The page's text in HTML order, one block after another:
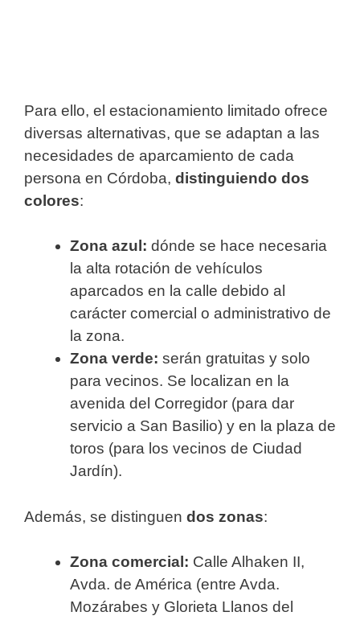
Para ello, el estacionamiento limitado ofrece
diversas alternativas, que se adaptan a las
necesidades de aparcamiento de cada
persona en Córdoba, distinguiendo dos
colores:
Zona azul: dónde se hace necesaria
la alta rotación de vehículos
aparcados en la calle debido al
carácter comercial o administrativo de
la zona.
Zona verde: serán gratuitas y solo
para vecinos. Se localizan en la
avenida del Corregidor (para dar
servicio a San Basilio) y en la plaza de
toros (para los vecinos de Ciudad
Jardín).
Además, se distinguen dos zonas:
Zona comercial: Calle Alhaken II,
Avda. de América (entre Avda.
Mozárabes y Glorieta Llanos del